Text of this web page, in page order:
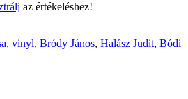
az értékeléshez!
, vinyl, Bródy János, Halász Judit, Bódi